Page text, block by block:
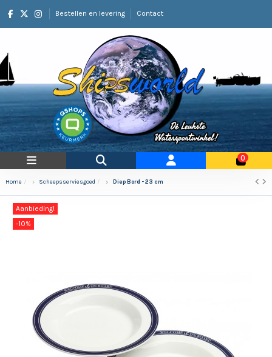
Bestellen en levering Contact
0
Home Scheepsserviesgoed Diep Bord - 23 cm
Aanbieding!
-10%